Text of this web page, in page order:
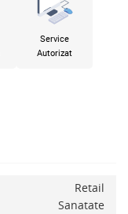
Service
Autorizat
Retail
Sanatate